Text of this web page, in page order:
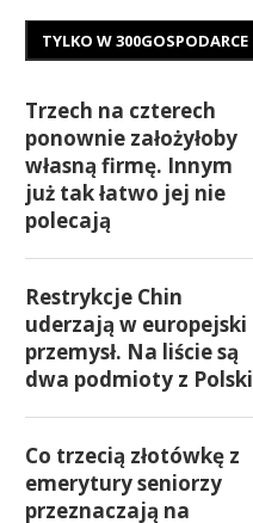
TYLKO W 300GOSPODARCE
Trzech na czterech
ponownie założyłoby
własną firmę. Innym
już tak łatwo jej nie
polecają
Restrykcje Chin
uderzają w europejski
przemysł. Na liście są
dwa podmioty z Polski
Co trzecią złotówkę z
emerytury seniorzy
przeznaczają na